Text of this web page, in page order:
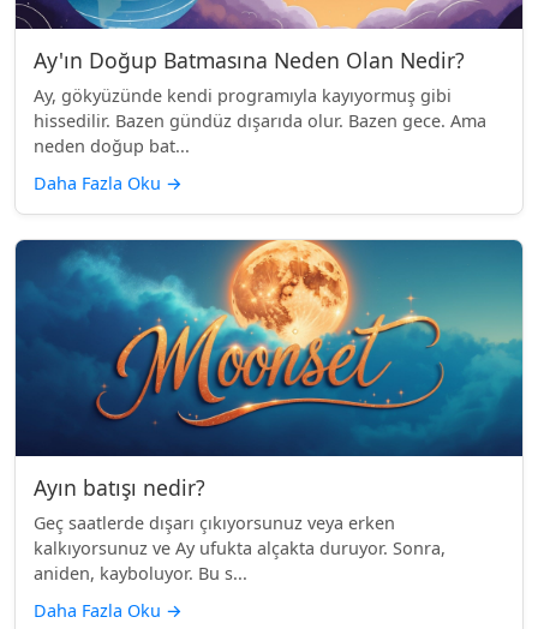
Ay'ın Doğup Batmasına Neden Olan Nedir?
Ay, gökyüzünde kendi programıyla kayıyormuş gibi
hissedilir. Bazen gündüz dışarıda olur. Bazen gece. Ama
neden doğup bat...
Daha Fazla Oku →
Ayın batışı nedir?
Geç saatlerde dışarı çıkıyorsunuz veya erken
kalkıyorsunuz ve Ay ufukta alçakta duruyor. Sonra,
aniden, kayboluyor. Bu s...
Daha Fazla Oku →